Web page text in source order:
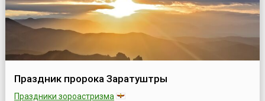
Праздник пророка Заратуштры
Праздники зороастризма